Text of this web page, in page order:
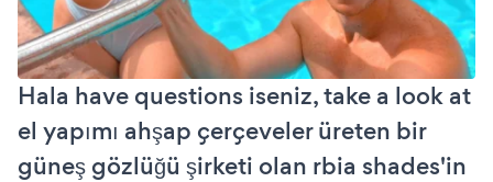
Hala have questions iseniz, take a look at
el yapımı ahşap çerçeveler üreten bir
güneş gözlüğü şirketi olan rbia shades'in